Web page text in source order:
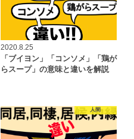
2020.8.25
「ブイヨン」「コンソメ」「鶏が
らスープ」の意味と違いを解説
人間